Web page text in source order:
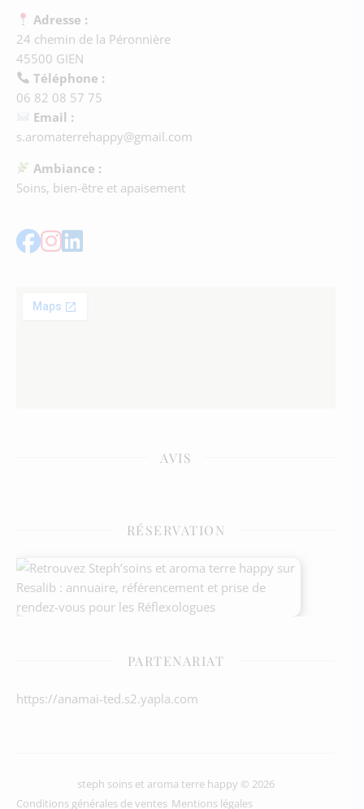
Adresse :
24 chemin de la Péronnière
45500 GIEN
Téléphone :
06 82 08 57 75
Email :
s.aromaterrehappy@gmail.com
Ambiance :
Soins, bien-être et apaisement
AVIS
RÉSERVATION
PARTENARIAT
https://anamai-ted.s2.yapla.com
steph soins et aroma terre happy © 2026
Conditions générales de ventes Mentions légales